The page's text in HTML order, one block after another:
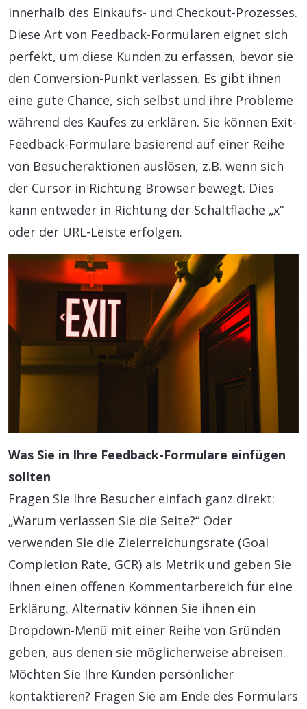
innerhalb des Einkaufs- und Checkout-Prozesses.
Diese Art von Feedback-Formularen eignet sich
perfekt, um diese Kunden zu erfassen, bevor sie
den Conversion-Punkt verlassen. Es gibt ihnen
eine gute Chance, sich selbst und ihre Probleme
während des Kaufes zu erklären. Sie können Exit-
Feedback-Formulare basierend auf einer Reihe
von Besucheraktionen auslösen, z.B. wenn sich
der Cursor in Richtung Browser bewegt. Dies
kann entweder in Richtung der Schaltfläche „x“
oder der URL-Leiste erfolgen.
Was Sie in Ihre Feedback-Formulare einfügen
sollten
Fragen Sie Ihre Besucher einfach ganz direkt:
„Warum verlassen Sie die Seite?“ Oder
verwenden Sie die Zielerreichungsrate (Goal
Completion Rate, GCR) als Metrik und geben Sie
ihnen einen offenen Kommentarbereich für eine
Erklärung. Alternativ können Sie ihnen ein
Dropdown-Menü mit einer Reihe von Gründen
geben, aus denen sie möglicherweise abreisen.
Möchten Sie Ihre Kunden persönlicher
kontaktieren? Fragen Sie am Ende des Formulars